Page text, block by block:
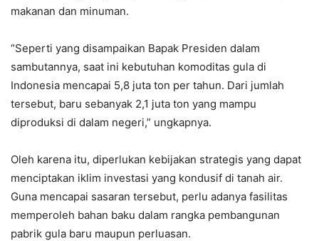
makanan dan minuman.
“Seperti yang disampaikan Bapak Presiden dalam
sambutannya, saat ini kebutuhan komoditas gula di
Indonesia mencapai 5,8 juta ton per tahun. Dari jumlah
tersebut, baru sebanyak 2,1 juta ton yang mampu
diproduksi di dalam negeri,” ungkapnya.
Oleh karena itu, diperlukan kebijakan strategis yang dapat
menciptakan iklim investasi yang kondusif di tanah air.
Guna mencapai sasaran tersebut, perlu adanya fasilitas
memperoleh bahan baku dalam rangka pembangunan
pabrik gula baru maupun perluasan.